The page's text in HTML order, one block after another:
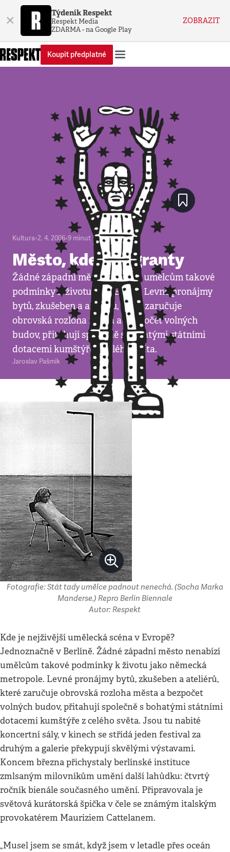
× Týdeník Respekt
Respekt Media
ZDARMA - na Google Play
ZOBRAZIT
Koupit předplatné
Kultura•2. 4. 2006•9 minut
Město, kde prší granty
Žádné západní město nenabízí umělcům takové
podmínky k životu jako Berlín. Levné pronájmy
bytů, zkušeben a ateliérů, které zaručuje
obrovská rozloha města a bezpočet volných
budov, přitahují společně s bohatými státními
dotacemi kumštýře z celého světa.
Jaroslav Pašmik
Fotografie: Stát tady umělce padnout nenechá. (Socha Marka
Manderse.) Repro Berlin Biennale
Autor: Respekt
Kde je nejživější umělecká scéna v Evropě?
Jednoznačně v Berlíně. Žádné západní město nenabízí
umělcům takové podmínky k životu jako německá
metropole. Levné pronájmy bytů, zkušeben a ateliérů,
které zaručuje obrovská rozloha města a bezpočet
volných budov, přitahují společně s bohatými státními
dotacemi kumštýře z celého světa. Jsou tu nabité
koncertní sály, v kinech se střídá jeden festival za
druhým a galerie překypují skvělými výstavami.
Koncem března přichystaly berlínské instituce
zmlsaným milovníkům umění další lahůdku: čtvrtý
ročník bienále současného umění. Připravovala je
světová kurátorská špička v čele se známým italským
provokatérem Mauriziem Cattelanem.
„Musel jsem se smát, když jsem v letadle přes oceán